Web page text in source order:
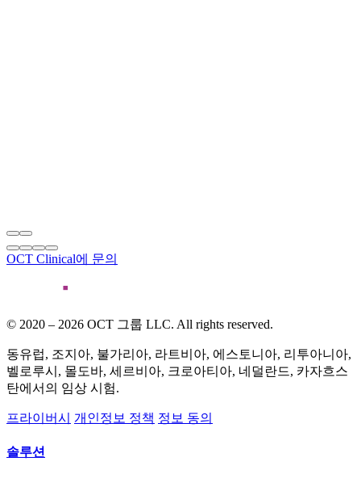
OCT Clinical에 문의
© 2020 – 2026 OCT 그룹 LLC. All rights reserved.
동유럽, 조지아, 불가리아, 라트비아, 에스토니아, 리투아니아,
벨로루시, 몰도바, 세르비아, 크로아티아, 네덜란드, 카자흐스
탄에서의 임상 시험.
프라이버시 개인정보 정책 정보 동의
솔루션